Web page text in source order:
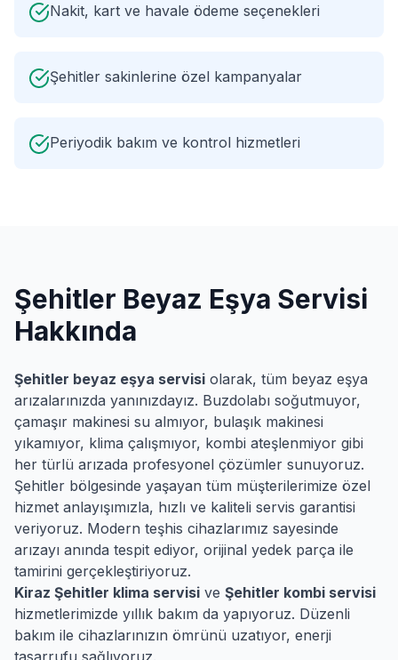
Nakit, kart ve havale ödeme seçenekleri
Şehitler sakinlerine özel kampanyalar
Periyodik bakım ve kontrol hizmetleri
Şehitler Beyaz Eşya Servisi
Hakkında
Şehitler beyaz eşya servisi olarak, tüm beyaz eşya
arızalarınızda yanınızdayız. Buzdolabı soğutmuyor,
çamaşır makinesi su almıyor, bulaşık makinesi
yıkamıyor, klima çalışmıyor, kombi ateşlenmiyor gibi
her türlü arızada profesyonel çözümler sunuyoruz.
Şehitler bölgesinde yaşayan tüm müşterilerimize özel
hizmet anlayışımızla, hızlı ve kaliteli servis garantisi
veriyoruz. Modern teşhis cihazlarımız sayesinde
arızayı anında tespit ediyor, orijinal yedek parça ile
tamirini gerçekleştiriyoruz.
Kiraz Şehitler klima servisi ve Şehitler kombi servisi
hizmetlerimizde yıllık bakım da yapıyoruz. Düzenli
bakım ile cihazlarınızın ömrünü uzatıyor, enerji
tasarrufu sağlıyoruz.